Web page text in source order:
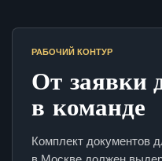
РАБОЧИЙ КОНТУР
От заявки
в команде
Комплект документов